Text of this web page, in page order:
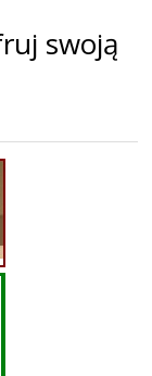
swoją